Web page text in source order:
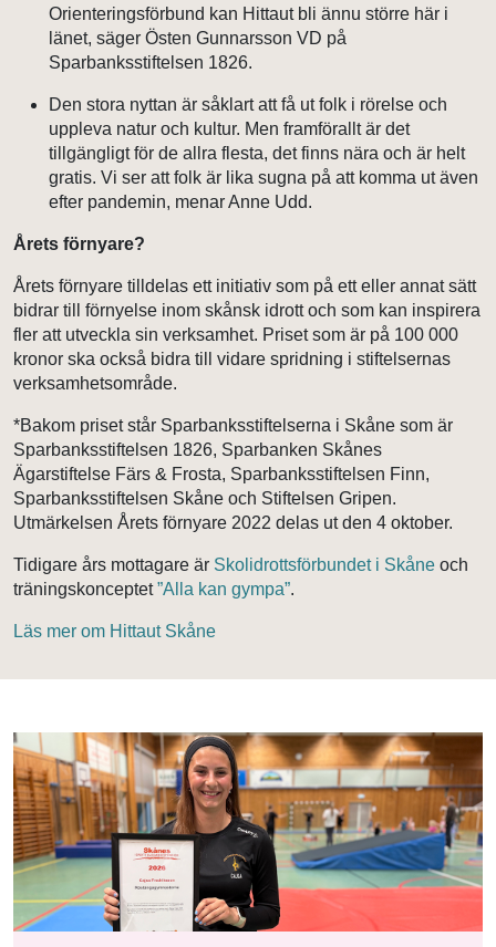
Orienteringsförbund kan Hittaut bli ännu större här i
länet, säger Östen Gunnarsson VD på
Sparbanksstiftelsen 1826.
Den stora nyttan är såklart att få ut folk i rörelse och
uppleva natur och kultur. Men framförallt är det
tillgängligt för de allra flesta, det finns nära och är helt
gratis. Vi ser att folk är lika sugna på att komma ut även
efter pandemin, menar Anne Udd.
Årets förnyare?
Årets förnyare tilldelas ett initiativ som på ett eller annat sätt
bidrar till förnyelse inom skånsk idrott och som kan inspirera
fler att utveckla sin verksamhet. Priset som är på 100 000
kronor ska också bidra till vidare spridning i stiftelsernas
verksamhetsområde.
*Bakom priset står Sparbanksstiftelserna i Skåne som är
Sparbanksstiftelsen 1826, Sparbanken Skånes
Ägarstiftelse Färs & Frosta, Sparbanksstiftelsen Finn,
Sparbanksstiftelsen Skåne och Stiftelsen Gripen.
Utmärkelsen Årets förnyare 2022 delas ut den 4 oktober.
Tidigare års mottagare är Skolidrottsförbundet i Skåne och
träningskonceptet”Alla kan gympa”.
Läs mer om Hittaut Skåne